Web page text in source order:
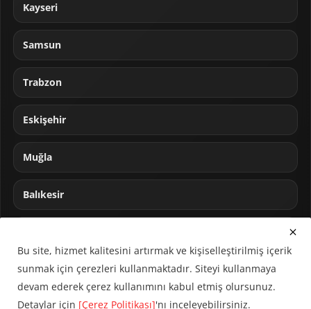
Kayseri
Samsun
Trabzon
Eskişehir
Muğla
Balıkesir
Bu site, hizmet kalitesini artırmak ve kişiselleştirilmiş içerik
sunmak için çerezleri kullanmaktadır. Siteyi kullanmaya
devam ederek çerez kullanımını kabul etmiş olursunuz.
Detaylar için [Çerez Politikası]'nı inceleyebilirsiniz.